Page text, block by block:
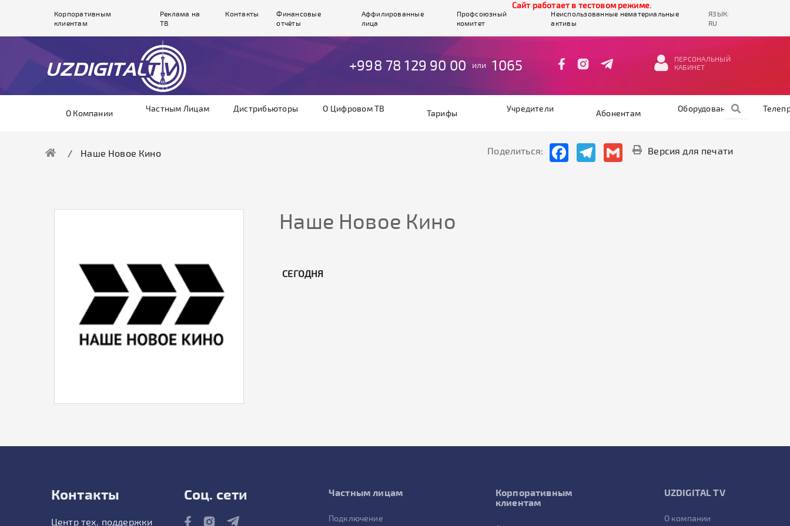
Cайт работает в тестовом режиме.
Корпоративным
клиентам
Реклама на
ТВ
Контакты
Финансовые
отчёты
Аффилированные
лица
Профсоюзный
комитет
Неиспользованные нематериальные
активы
ЯЗЫК:
RU
+998 78 129 90 00 или 1065
ПЕРСОНАЛЬНЫЙ
КАБИНЕТ
О Компании Частным Лицам Дистрибьюторы О Цифровом ТВ Тарифы Учредители Абонентам Оборудование
Наше Новое Кино Поделиться: FacebookTelegramGmail Версия для печати
Наше Новое Кино
CЕГОДНЯ
Контакты
Центр тех. поддержки
Соц. сети Частным лицам
Подключение
Корпоративным
клиентам
UZDIGITAL TV
О компании